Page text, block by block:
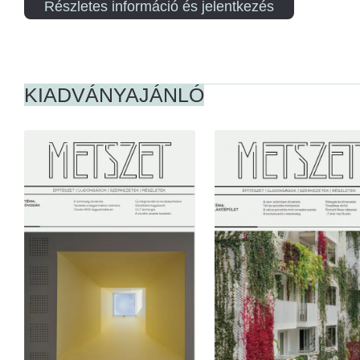
Részletes információ és jelentkezés
KIADVÁNYAJÁNLÓ